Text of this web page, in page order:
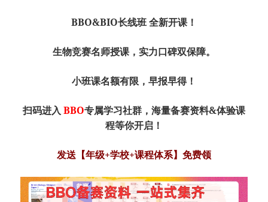
BBO&BIO长线班 全新开课！
生物竞赛名师授课，实力口碑双保障。
小班课名额有限，早报早得！
扫码进入 BBO专属学习社群，海量备赛资料&体验课
程等你开启！
发送【年级+学校+课程体系】免费领